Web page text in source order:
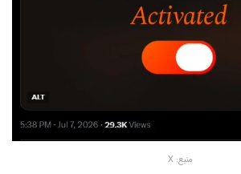
منبع: X